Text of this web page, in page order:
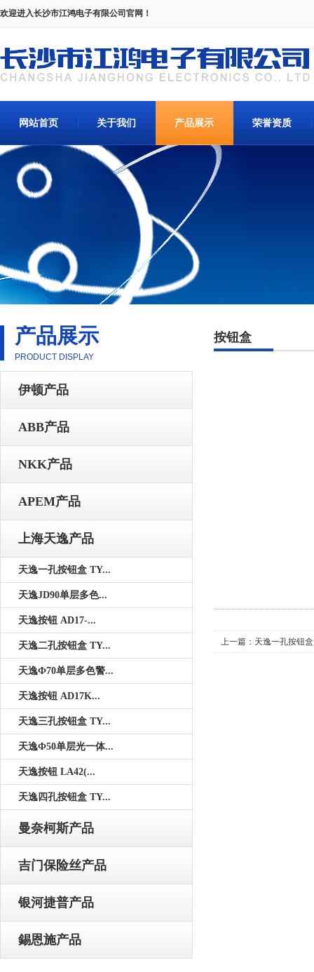
欢迎进入长沙市江鸿电子有限公司官网！
网站首页 关于我们 产品展示 荣誉资质
产品展示
PRODUCT DISPLAY
伊顿产品
ABB产品
NKK产品
APEM产品
上海天逸产品
天逸一孔按钮盒 TY...
天逸JD90单层多色...
天逸按钮 AD17-...
天逸二孔按钮盒 TY...
天逸Ф70单层多色警...
天逸按钮 AD17K...
天逸三孔按钮盒 TY...
天逸Ф50单层光一体...
天逸按钮 LA42(...
天逸四孔按钮盒 TY...
曼奈柯斯产品
吉门保险丝产品
银河捷普产品
錫恩施产品
按钮盒
上一篇： 天逸一孔按钮